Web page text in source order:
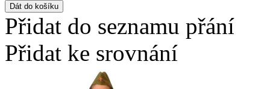
Přidat do seznamu přání
Přidat ke srovnání